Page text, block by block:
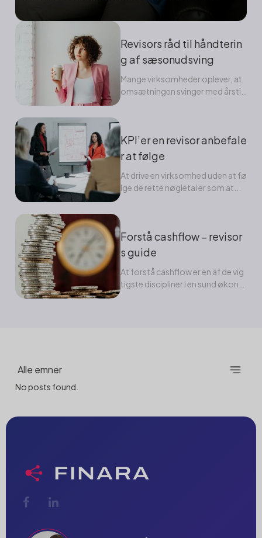
muligheder, men uden den rette forberedelse risikerer
Revisors råd til håndterin
g af sæsonudsving
Mange virksomheder oplever, at
omsætningen svinger med årstid
KPI’er en revisor anbefale
r at følge
At drive en virksomhed uden at fø
lge de rette nøgletal er som at...
Forstå cashflow – revisor
s guide
At forstå cashflow er en af de vig
tigste discipliner i en sund økono
Alle emner
No posts found.